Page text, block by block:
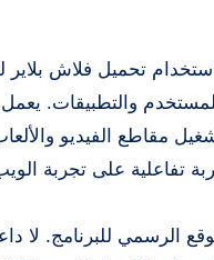
تحميل فلاش
والتطبيقات.
مقاطع الفيديو
تفاعلية على تجربة
الرسمي للبرنامج. لا